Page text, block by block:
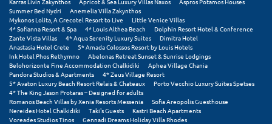
Σχοινούσα
Τ
Τζουμέρκα
Τήνος
Summer Bed Nydri
Anemelia Villa Zakynthos
Mykonos Lolita, A Grecotel Resort to Live
Little Venice Villas
4* Sofianna Resort & Spa
4* Louis Althea Beach
Dolphin Resort Hotel & Conference
Zante Vista Villas
4* Aqua Serenity Luxury Suites
Dimitra Hotel
Anastasia Hotel Crete
5* Amada Colossos Resort by Louis Hotels
Ink Hotel Phos Rethymno
Abelonas Retreat Sunset & Sunrise Lodgings
Belohorizonte Fine Accommodation Chalkidiki
Aphea Village Chania
Pandora Studios & Apartments
4* Zeus Village Resort
5* Avaton Luxury Beach Resort Relais & Chateaux
Porto Vecchio Luxury Suites Spetses
4* The King Jason Protaras – Designed for adults
Romanos Beach Villas by Xenia Resorts Messenia
Sofia Areopolis Guesthouse
Nereides Hotel Chalkidiki
Taki's Guests
Kastri Beach Apartments
Voreades Studios Tinos
Gennadi Dreams Holiday Villa Rhodes